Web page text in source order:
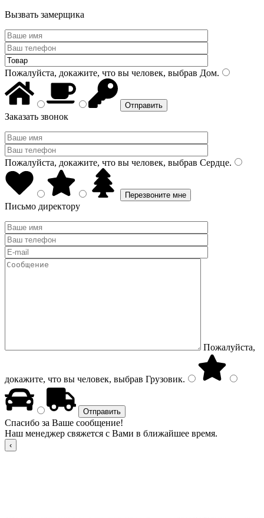
Вызвать замерщика
Пожалуйста, докажите, что вы человек, выбрав Дом.
Заказать звонок
Пожалуйста, докажите, что вы человек, выбрав Сердце.
Письмо директору
Пожалуйста,
докажите, что вы человек, выбрав Грузовик.
Спасибо за Ваше сообщение!
Наш менеджер свяжется с Вами в ближайшее время.